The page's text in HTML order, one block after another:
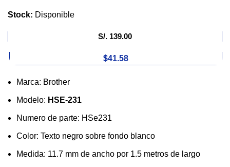
Stock: Disponible
S/. 139.00
$41.58
Marca: Brother
Modelo: HSE-231
Numero de parte: HSe231
Color: Texto negro sobre fondo blanco
Medida: 11.7 mm de ancho por 1.5 metros de largo